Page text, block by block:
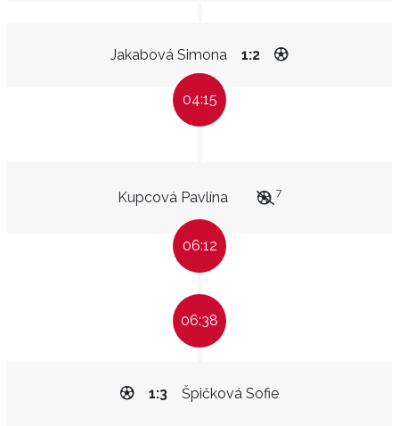
Jakabová Simona 1:2
04:15
Kupcová Pavlína 7
06:12
06:38
Špičková Sofie
1:3